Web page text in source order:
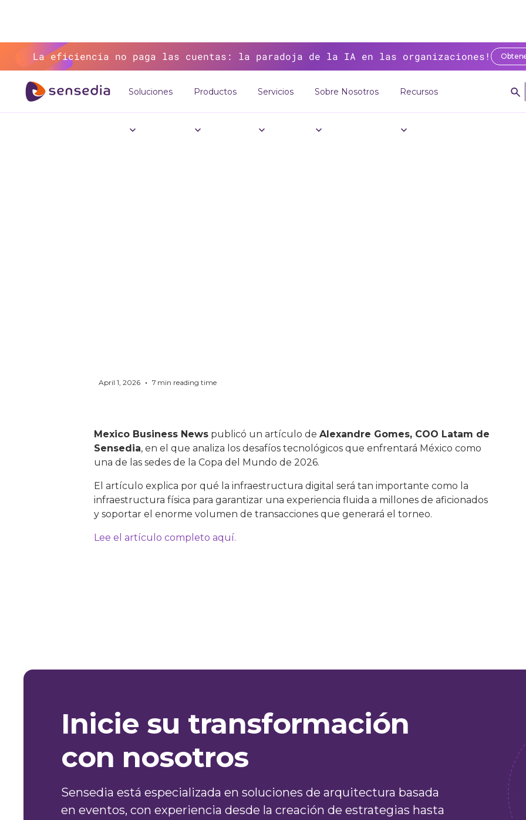
La eficiencia no paga las cuentas: la paradoja de la IA en las organizaciones!
Soluciones Productos Servicios Sobre Nosotros Recursos
April 1, 2026 • 7 min reading time
Mexico Business News publicó un artículo de Alexandre Gomes, COO Latam de
Sensedia, en el que analiza los desafíos tecnológicos que enfrentará México como
una de las sedes de la Copa del Mundo de 2026.
El artículo explica por qué la infraestructura digital será tan importante como la
infraestructura física para garantizar una experiencia fluida a millones de aficionados
y soportar el enorme volumen de transacciones que generará el torneo.
Lee el artículo completo aquí.
Inicie su transformación
con nosotros
Sensedia está especializada en soluciones de arquitectura basada
en eventos, con experiencia desde la creación de estrategias hasta